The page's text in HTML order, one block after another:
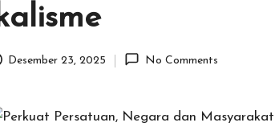
Desember 23, 2025 No Comments